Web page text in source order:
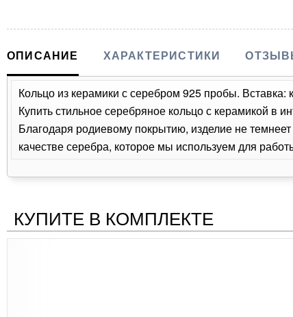
ОПИСАНИЕ ХАРАКТЕРИСТИКИ
Кольцо из керамики с серебром 925 пробы. Вставка:
Купить стильное серебряное кольцо с керамикой в
Благодаря родиевому покрытию, изделие не
качестве серебра, которое мы используем для
КУПИТЕ В КОМПЛЕКТЕ